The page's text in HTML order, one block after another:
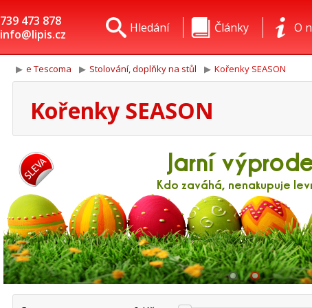
739 473 878
info@lipis.cz
O
Články
Hledání
e Tescoma Stolování, doplňky na stůl Kořenky SEASON
Kořenky SEASON